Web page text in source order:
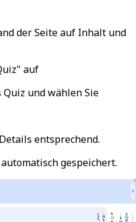
der Seite auf Inhalt und
auf
und wählen Sie
entsprechend.
gespeichert.